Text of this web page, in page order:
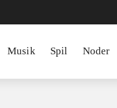
Musik Spil Noder